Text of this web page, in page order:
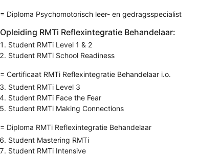
= Diploma Psychomotorisch leer- en gedragsspecialist
Opleiding RMTi Reflexintegratie Behandelaar:
Student RMTi Level 1 & 2
Student RMTi School Readiness
= Certificaat RMTi Reflexintegratie Behandelaar i.o.
Student RMTi Level 3
Student RMTi Face the Fear
Student RMTi Making Connections
= Diploma RMTi Reflexintegratie Behandelaar
Student Mastering RMTi
Student RMTi Intensive